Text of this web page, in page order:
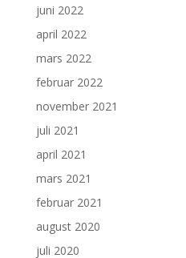
juni 2022
april 2022
mars 2022
februar 2022
november 2021
juli 2021
april 2021
mars 2021
februar 2021
august 2020
juli 2020